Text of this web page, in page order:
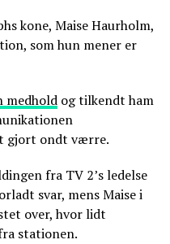
kone, Maise Haurholm,
som hun mener er
medholdog tilkendt ham
gjort ondt værre.
fra TV 2’s ledelse
svar, mens Maise i
over, hvor lidt
stationen.